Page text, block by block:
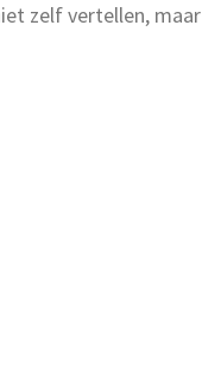
zelf vertellen, maar